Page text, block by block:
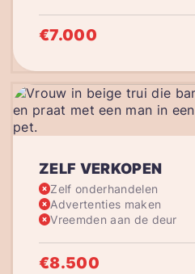
€7.000
ZELF VERKOPEN
Zelf onderhandelen
Advertenties maken
Vreemden aan de deur
€8.500